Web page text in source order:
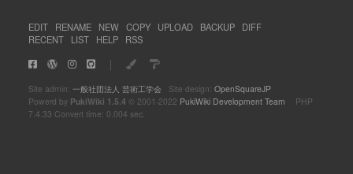
EDIT RENAME NEW COPY UPLOAD BACKUP
DIFF
RECENT
LIST HELP RSS
｜
Site admin: 一般社団法人 芸術工学会Site design: OpenSquareJP
Powerd by PukiWiki 1.5.4 © 2001-2022 PukiWiki Development Team PHP
7.4.33 Convert time: 0.004 sec.